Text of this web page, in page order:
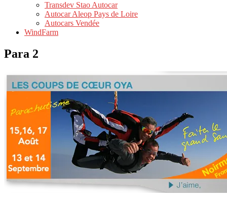
Transdev Stao Autocar
Autocar Aleop Pays de Loire
Autocars Vendée
WindFarm
Para 2